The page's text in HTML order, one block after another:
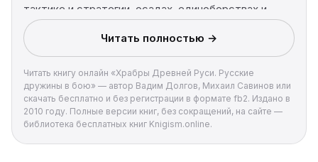
тактике и стратегии, осадах, единоборствах и
массовой сече, кодексе чести и законах боевого
братства. Русские дружины в походе и в бою!
Читать полностью →
Читать книгу онлайн «Храбры Древней Руси. Русские
дружины в бою» — автор Вадим Долгов, Михаил Савинов или
скачать бесплатно и без регистрации в формате fb2. Издано в
2010 году. Полные версии книг, без сокращений, на сайте —
библиотека бесплатных книг Knigism.online.